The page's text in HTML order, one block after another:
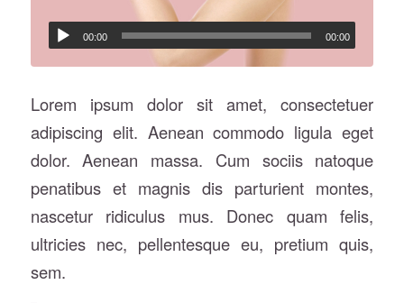
00:00 00:00
Lorem ipsum dolor sit amet, consectetuer
adipiscing elit. Aenean commodo ligula eget
dolor. Aenean massa. Cum sociis natoque
penatibus et magnis dis parturient montes,
nascetur ridiculus mus. Donec quam felis,
ultricies nec, pellentesque eu, pretium quis,
sem.